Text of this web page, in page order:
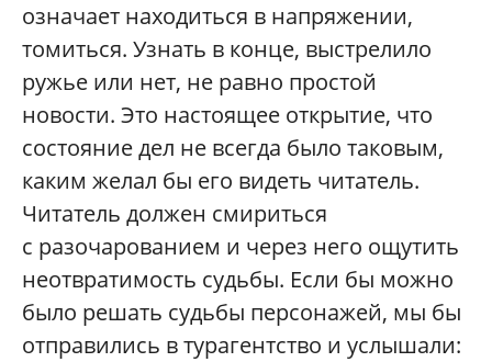
означает находиться в напряжении,
томиться. Узнать в конце, выстрелило
ружье или нет, не равно простой
новости. Это настоящее открытие, что
состояние дел не всегда было таковым,
каким желал бы его видеть читатель.
Читатель должен смириться
с разочарованием и через него ощутить
неотвратимость судьбы. Если бы можно
было решать судьбы персонажей, мы бы
отправились в турагентство и услышали: